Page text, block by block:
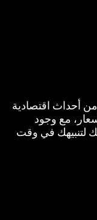
أحداث اقتصادية
مع وجود
لتنبيهك في وقت